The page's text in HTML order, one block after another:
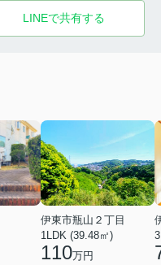
LINEで共有する
伊東市瓶山２丁目
1LDK (39.48㎡)
110万円